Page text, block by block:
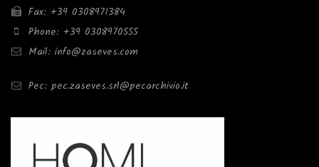
Fax: +39 0308971384
Phone: +39 0308970555
Mail: info@zaseves.com
Pec: pec.zaseves.srl@pecarchivio.it